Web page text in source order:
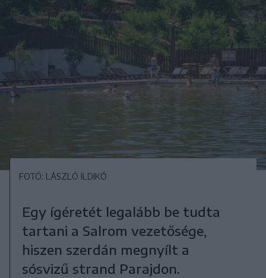
FOTÓ: LÁSZLÓ ILDIKÓ
Egy ígéretét legalább be tudta
tartani a Salrom vezetősége,
hiszen szerdán megnyílt a
sósvizű strand Parajdon.